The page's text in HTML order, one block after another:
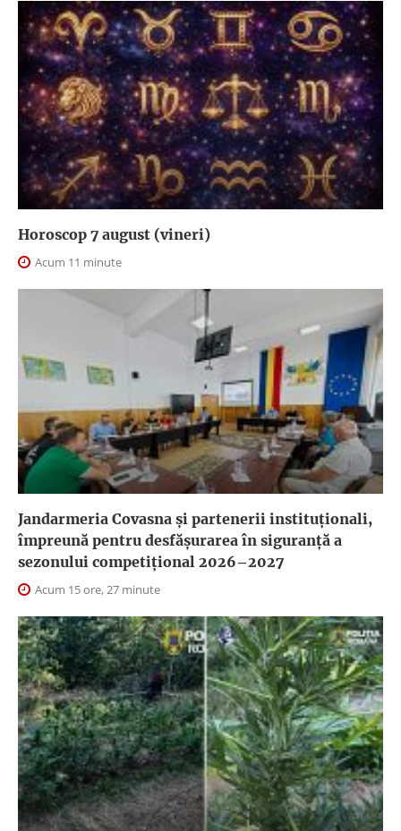
Horoscop 7 august (vineri)
Acum 11 minute
Jandarmeria Covasna și partenerii instituționali,
împreună pentru desfășurarea în siguranță a
sezonului competițional 2026–2027
Acum 15 ore, 27 minute